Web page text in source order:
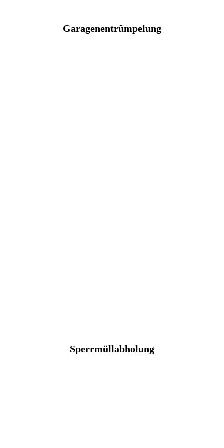
Garagenentrümpelung
Sperrmüllabholung